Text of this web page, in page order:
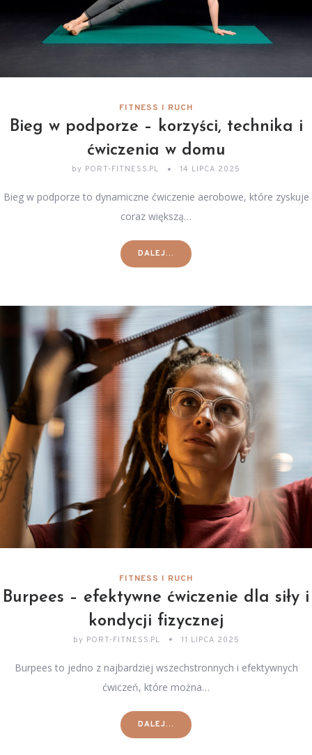
FITNESS I RUCH
Bieg w podporze – korzyści, technika i
ćwiczenia w domu
by PORT-FITNESS.PL 14 LIPCA 2025
Bieg w podporze to dynamiczne ćwiczenie aerobowe, które zyskuje
coraz większą…
DALEJ...
FITNESS I RUCH
Burpees – efektywne ćwiczenie dla siły i
kondycji fizycznej
by PORT-FITNESS.PL 11 LIPCA 2025
Burpees to jedno z najbardziej wszechstronnych i efektywnych
ćwiczeń, które można…
DALEJ...